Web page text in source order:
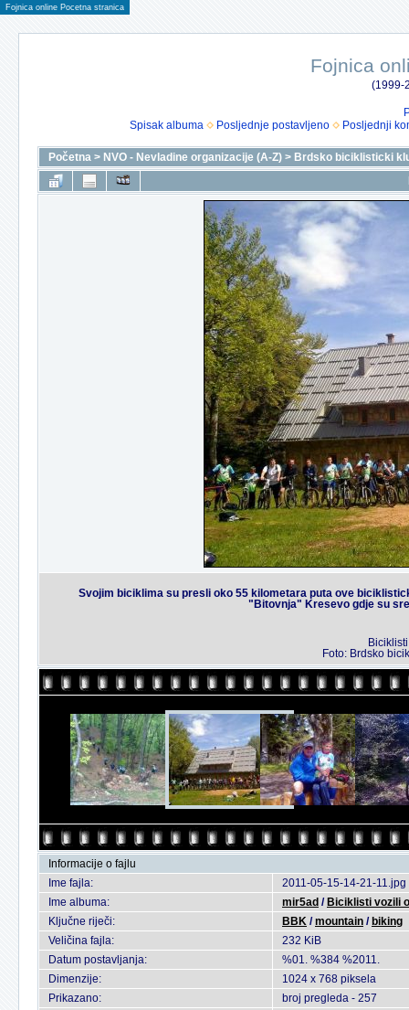
Fojnica online Pocetna stranica
Fojnica
(1999-
Spisak albuma
Posljednje postavljeno Posljednji
Početna > NVO - Nevladine organizacije (A-Z) > Brdsko biciklisticki
Svojim biciklima su presli oko 55 kilometara puta ove
"Bitovnja" Kresevo gdje su
Foto: Brdsko
Informacije o fajlu
Ime fajla:
2011-05-15-14-21-11.jpg
Ime albuma:
mir5ad / Biciklisti vozili
Ključne riječi:
BBK /mountain / biking
Veličina fajla:
232 KiB
Datum postavljanja:
%01. %384 %2011.
Dimenzije:
1024 x 768 piksela
Prikazano:
broj pregleda - 257